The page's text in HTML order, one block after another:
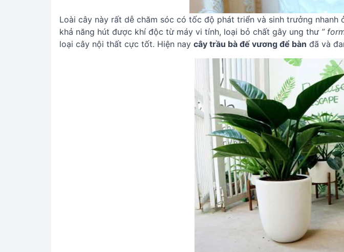
Loài cây này rất dễ chăm sóc có tốc độ phát triển và sinh trưởng
khả năng hút được khí độc từ máy vi tính, loại bỏ chất gây ung thư ”
loại cây nội thất cực tốt. Hiện nay cây trầu bà đế vương để bàn đã và